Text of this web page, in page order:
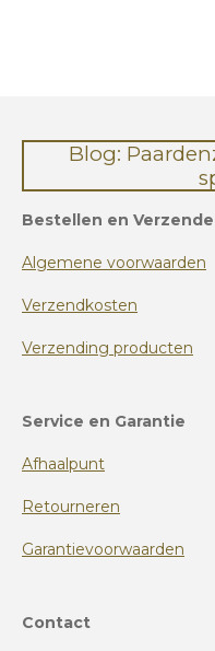
Blog:
Bestellen en
Algemene voorwaarden
Verzendkosten
Verzending producten
Service en Garantie
Afhaalpunt
Retourneren
Garantievoorwaarden
Contact